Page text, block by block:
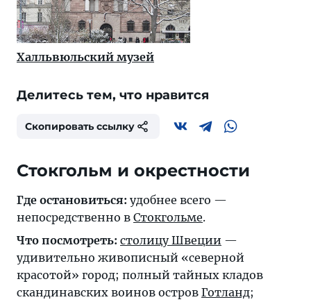
Халльвюльский музей
Делитесь тем, что нравится
Скопировать ссылку
Стокгольм и окрестности
Где остановиться: удобнее всего —
непосредственно в Стокгольме.
Что посмотреть: столицу Швеции —
удивительно живописный «северной
красотой» город; полный тайных кладов
скандинавских воинов остров Готланд;